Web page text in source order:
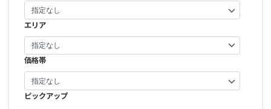
エリア
価格帯
ピックアップ